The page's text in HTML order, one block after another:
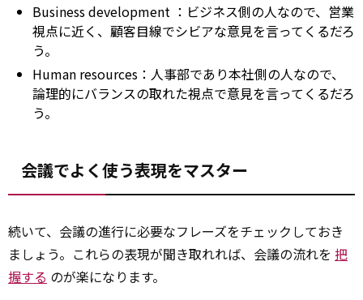
Businessdevelopment ：ビジネス側の人なので、営業
視点に近く、顧客目線でシビアな意見を言ってくるだろ
う。
Human resources：人事部であり本社側の人なので、
論理的にバランスの取れた視点で意見を言ってくるだろ
う。
会議でよく使う表現をマスター
続いて、会議の進行に必要なフレーズをチェックしておき
ましょう。これらの表現が聞き取れれば、会議の流れを 把
握する のが楽になります。